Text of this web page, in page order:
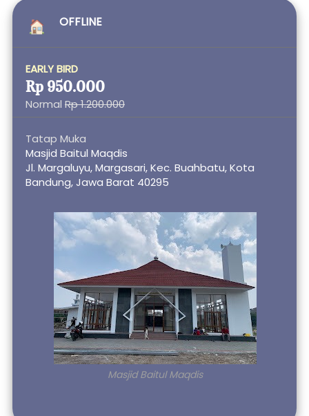
OFFLINE
EARLY BIRD
Rp 950.000
Normal Rp 1.200.000
Tatap Muka
Masjid Baitul Maqdis
Jl. Margaluyu, Margasari, Kec. Buahbatu, Kota
Bandung, Jawa Barat 40295
Masjid Baitul Maqdis